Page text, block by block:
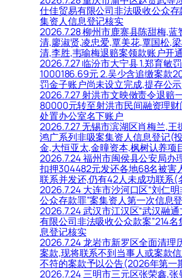
仕佳贸易有限公司非法吸收公众存
集资人信息登记核实
2026.7.28 柳州市鹿寨县陈甜梅,蓝
清,廖淑贤,凌忠爱,覃美花,覃国松,
清,李胜,韦瑜梅退赔案领款账户开通
2026.7.27 临汾市大宁县 1.郑育敏
1000186.69元 2.吴少含追缴案款
罚金子账户尚未设立完成,提存公示
2026.7.27 射洪市文映傚责令退赔
80000元转至射洪市民间融资理
处置办公室名下账户
2026.7.27 无锡市滨湖区肖梅兰,王
鸿广系列非吸案集资人信息登记(
金,大恒亚太,金曈资本,枫树认养项
2026.7.24 福州市闽侯县公安局办
扣押304482元发还各地68名被害
联系并发还,仍有42人未成功联系(
2026.7.24 大连市沙河口区“刘仁
公众存款罪”案集资人第一次信息
2026.7.24 武汉市江汉区“武汉融
有限公司非法吸收公众款案”214
息登记核实
2026.7.24 龙岩市新罗区全面清理
案款,现将联系不到当事人或案款
不符的案款予以公告(2026年第一
2026.7.24 三明市三元区张荣鑫,张